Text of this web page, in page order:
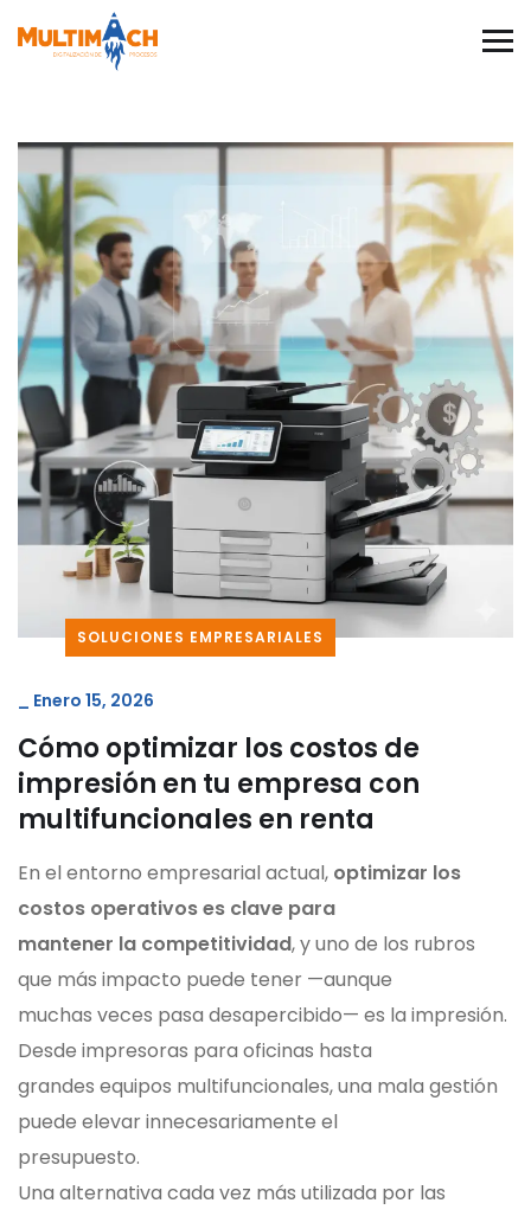
SOLUCIONES EMPRESARIALES
_ Enero 15, 2026
Cómo optimizar los costos de
impresión en tu empresa con
multifuncionales en renta
En el entorno empresarial actual, optimizar los
costos operativos es clave para
mantener la competitividad, y uno de los rubros
que más impacto puede tener —aunque
muchas veces pasa desapercibido— es la impresión.
Desde impresoras para oficinas hasta
grandes equipos multifuncionales, una mala gestión
puede elevar innecesariamente el
presupuesto.
Una alternativa cada vez más utilizada por las